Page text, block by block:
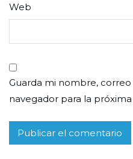
Web
Guarda mi nombre,
navegador para la